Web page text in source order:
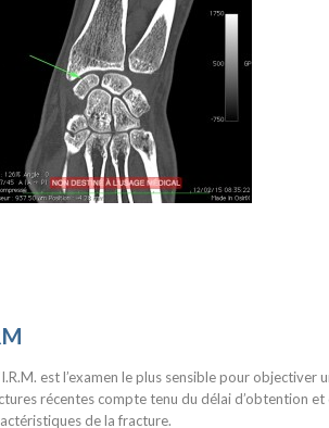
est l’examen le plus sensible pour
récentes compte tenu du délai d’obtention
de la fracture.